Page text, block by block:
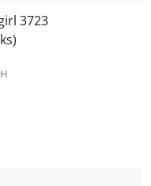
3723